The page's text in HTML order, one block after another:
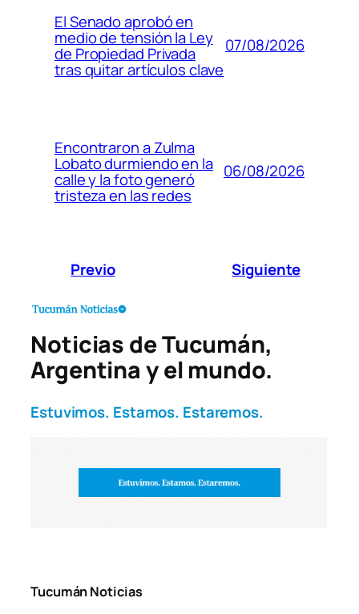
El Senado aprobó en
medio de tensión la Ley
de Propiedad Privada
tras quitar artículos clave
07/08/2026
Encontraron a Zulma
Lobato durmiendo en la
calle y la foto generó
tristeza en las redes
06/08/2026
Previo Siguiente
Noticias de Tucumán,
Argentina y el mundo.
Estuvimos. Estamos. Estaremos.
Tucumán Noticias